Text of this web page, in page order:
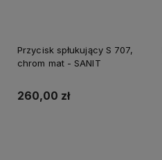
Przycisk spłukujący S 707,
chrom mat - SANIT
260,00 zł